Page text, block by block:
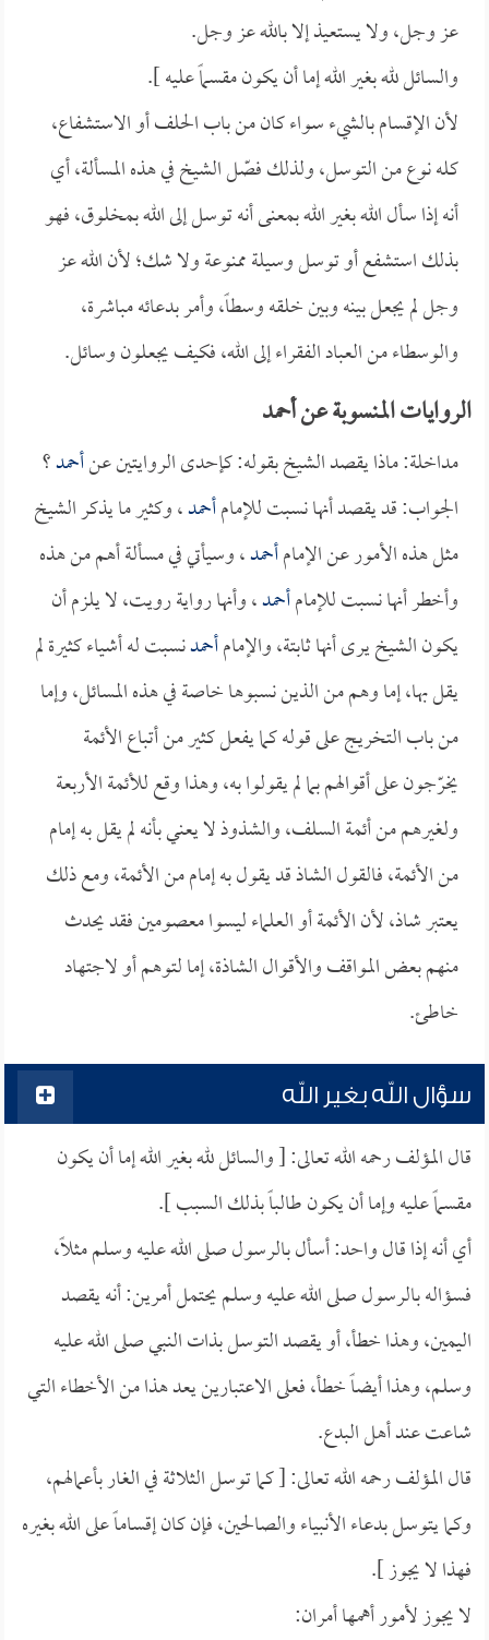
عز وجل، ولا يستعيذ إلا بالله عز وجل.
والسائل لله بغير الله إما أن يكون مقسماً عليه ].
لأن الإقسام بالشيء سواء كان من باب الحلف أو الاستشفاع،
كله نوع من التوسل، ولذلك فصّل الشيخ في هذه المسألة، أي
أنه إذا سأل الله بغير الله بمعنى أنه توسل إلى الله بمخلوق، فهو
بذلك استشفع أو توسل وسيلة ممنوعة ولا شك؛ لأن الله عز
وجل لم يجعل بينه وبين خلقه وسطاً، وأمر بدعائه مباشرة،
والوسطاء من العباد الفقراء إلى الله، فكيف يجعلون وسائل.
الروايات المنسوبة عن أحمد
مداخلة: ماذا يقصد الشيخ بقوله: كإحدى الروايتين عنأحمد؟
الجواب: قد يقصد أنها نسبت للإمامأحمد، وكثير ما يذكر الشيخ
مثل هذه الأمور عن الإمامأحمد، وسيأتي في مسألة أهم من هذه
وأخطر أنها نسبت للإمامأحمد، وأنها رواية رويت، لا يلزم أن
يكون الشيخ يرى أنها ثابتة، والإمامأحمدنسبت له أشياء كثيرة لم
يقل بها، إما وهم من الذين نسبوها خاصة في هذه المسائل، وإما
من باب التخريج على قوله كما يفعل كثير من أتباع الأئمة
يخرّجون على أقوالهم بما لم يقولوا به، وهذا وقع للأئمة الأربعة
ولغيرهم من أئمة السلف، والشذوذ لا يعني بأنه لم يقل به إمام
من الأئمة، فالقول الشاذ قد يقول به إمام من الأئمة، ومع ذلك
يعتبر شاذ، لأن الأئمة أو العلماء ليسوا معصومين فقد يحدث
منهم بعض المواقف والأقوال الشاذة، إما لتوهم أو لاجتهاد
خاطئ.
سؤال الله بغير الله
قال المؤلف رحمه الله تعالى: [ والسائل لله بغير الله إما أن يكون
مقسماً عليه وإما أن يكون طالباً بذلك السبب ].
أي أنه إذا قال واحد: أسأل بالرسول صلى الله عليه وسلم مثلاً،
فسؤاله بالرسول صلى الله عليه وسلم يحتمل أمرين: أنه يقصد
اليمين، وهذا خطأ، أو يقصد التوسل بذات النبي صلى الله عليه
وسلم، وهذا أيضاً خطأ، فعلى الاعتبارين يعد هذا من الأخطاء التي
شاعت عند أهل البدع.
قال المؤلف رحمه الله تعالى: [ كما توسل الثلاثة في الغار بأعمالهم،
وكما يتوسل بدعاء الأنبياء والصالحين، فإن كان إقساماً على الله بغيره
فهذا لا يجوز ].
لا يجوز لأمور أهمها أمران: